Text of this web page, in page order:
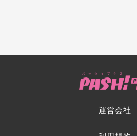
運営会社